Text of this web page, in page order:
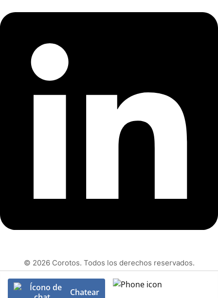
© 2026 Corotos. Todos los derechos reservados.
Chatear